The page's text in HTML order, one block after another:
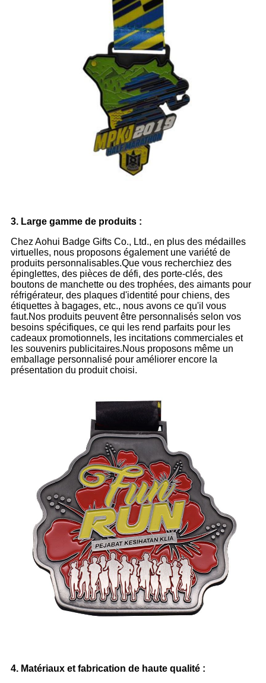
3. Large gamme de produits :
Chez Aohui Badge Gifts Co., Ltd., en plus des médailles
virtuelles, nous proposons également une variété de
produits personnalisables.Que vous recherchiez des
épinglettes, des pièces de défi, des porte-clés, des
boutons de manchette ou des trophées, des aimants pour
réfrigérateur, des plaques d'identité pour chiens, des
étiquettes à bagages, etc., nous avons ce qu'il vous
faut.Nos produits peuvent être personnalisés selon vos
besoins spécifiques, ce qui les rend parfaits pour les
cadeaux promotionnels, les incitations commerciales et
les souvenirs publicitaires.Nous proposons même un
emballage personnalisé pour améliorer encore la
présentation du produit choisi.
4. Matériaux et fabrication de haute qualité :